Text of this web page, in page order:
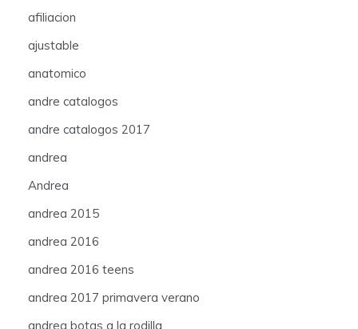
afiliacion
ajustable
anatomico
andre catalogos
andre catalogos 2017
andrea
Andrea
andrea 2015
andrea 2016
andrea 2016 teens
andrea 2017 primavera verano
andrea botas a la rodilla